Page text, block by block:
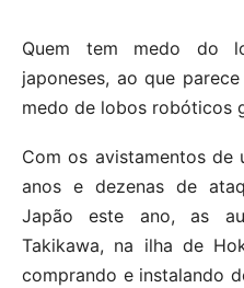
Quem tem medo do
japoneses, ao que
medo de lobos robóticos
Com os avistamentos de
anos e dezenas de
Japão este ano, as
Takikawa, na ilha de
comprando e instalando